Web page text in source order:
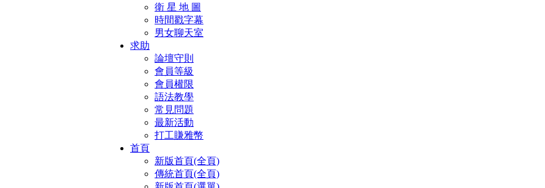
衛 星 地 圖
時間戳字幕
男女聊天室
求助
論壇守則
會員等級
會員權限
語法教學
常見問題
最新活動
打工賺雅幣
首頁
新版首頁(全頁)
傳統首頁(全頁)